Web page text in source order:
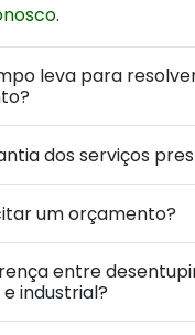
.
leva para
dos serviços
um orçamento?
entre
industrial?